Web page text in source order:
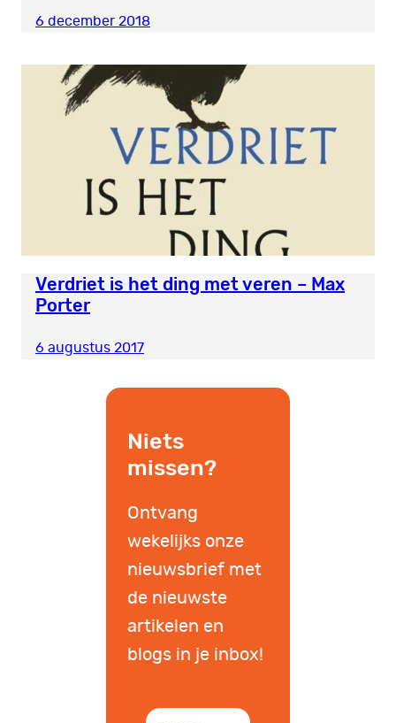
6 december 2018
Verdriet is het ding met veren – Max
Porter
6 augustus 2017
Niets
missen?
Ontvang
wekelijks onze
nieuwsbrief met
de nieuwste
artikelen en
blogs in je inbox!